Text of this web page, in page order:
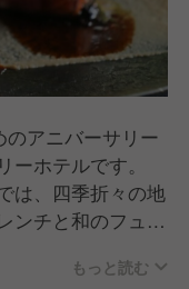
のアニバーサリー
ーホテルです。
は、四季折々の地
ンチと和のフュー
もっと読む